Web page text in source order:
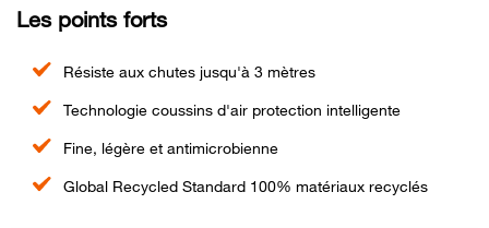
Les points forts
Résiste aux chutes jusqu'à 3 mètres
Technologie coussins d'air protection intelligente
Fine, légère et antimicrobienne
Global Recycled Standard 100% matériaux recyclés